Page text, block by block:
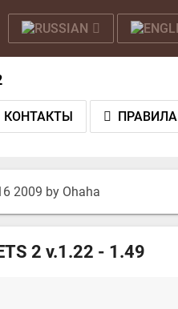
КОНТАКТЫ ПРАВИЛА
2009 by Ohaha
2 v.1.22 - 1.49